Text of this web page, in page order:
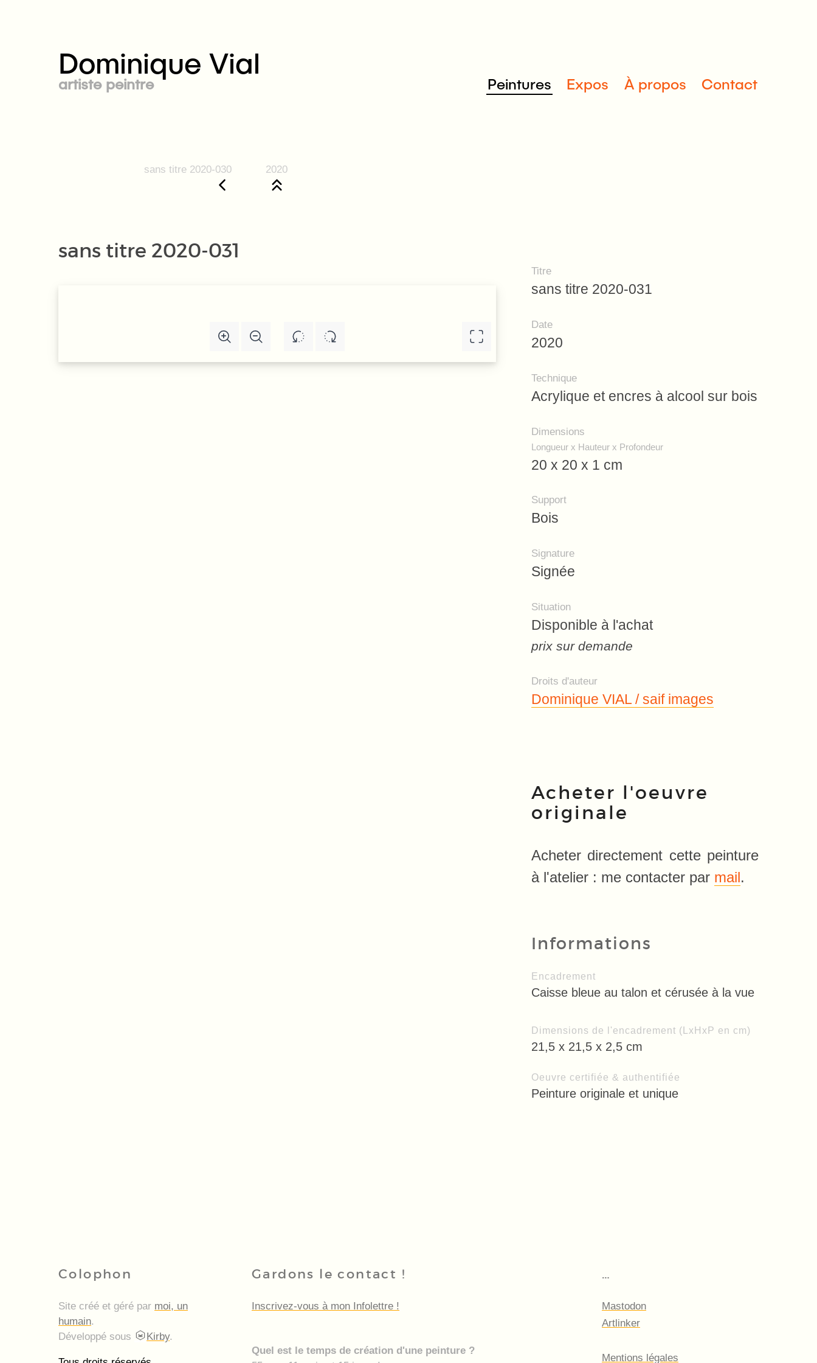
Dominique Vial
artiste peintre Peintures Expos À propos Contact
sans titre 2020-030 2020
sans titre 2020-031
Titre
sans titre 2020-031
Date
2020
Technique
Acrylique et encres à alcool sur bois
Dimensions
Longueur x Hauteur x Profondeur
20 x 20 x 1 cm
Support
Bois
Signature
Signée
Situation
Disponible à l'achat
prix sur demande
Droits d'auteur
Dominique VIAL / saif images
Acheter l'oeuvre
originale
Acheter directement cette peinture
à l'atelier : me contacter par mail.
Informations
Encadrement
Caisse bleue au talon et cérusée à la vue
Dimensions de l'encadrement (LxHxP en cm)
21,5 x 21,5 x 2,5 cm
Oeuvre certifiée & authentifiée
Peinture originale et unique
Colophon
Site créé et géré par moi, un
humain.
Développé sous
Kirby.
Gardons le contact !
Inscrivez-vous à mon Infolettre !
Quel est le temps de création d'une peinture ?
…
Mastodon
Artlinker
Mentions légales